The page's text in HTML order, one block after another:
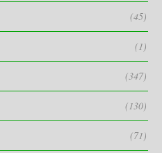
(45)
(1)
(347)
(130)
(71)